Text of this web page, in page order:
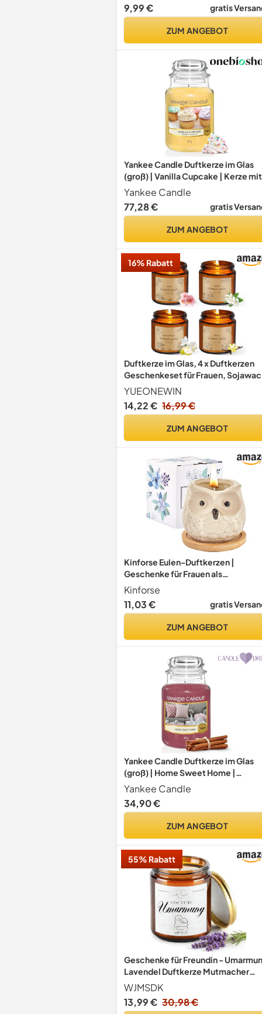
9,99 €
gratis
ZUM ANGEBOT
Yankee Candle Duftkerze im Glas
(groß) | Vanilla Cupcake | Kerze mit
langer Brenndauer bis zu 150
| Perfekte Geschenke für Frauen
Yankee Candle
77,28 €
gratis
ZUM ANGEBOT
16% Rabatt
Duftkerze im Glas, 4 x Duftkerzen
Geschenkeset für Frauen,
Kerzen
YUEONEWIN
14,22 € 16,99 €
ZUM ANGEBOT
Kinforse Eulen-Duftkerzen |
Geschenke für Frauen als
Geburtstagsgeschenk | Süße
mit Orangenblüte & Eulen-Deko |
Handgemacht, lange Brenndauer &
Kinforse
11,03 €
gratis
ZUM ANGEBOT
Yankee Candle Duftkerze im Glas
(groß) | Home Sweet Home |
Brenndauer bis zu 150 Stunden |
Perfekte Geschenke für Frauen
Yankee Candle
34,90 €
ZUM ANGEBOT
55% Rabatt
Geschenke für Freundin -
Lavendel Duftkerze Mutmacher
Geschenk für Freundin - Beste
Freundin Geschenke Geburtstag,
Geschenke für Frauen Freundin
WJMSDK
13,99 € 30,98 €